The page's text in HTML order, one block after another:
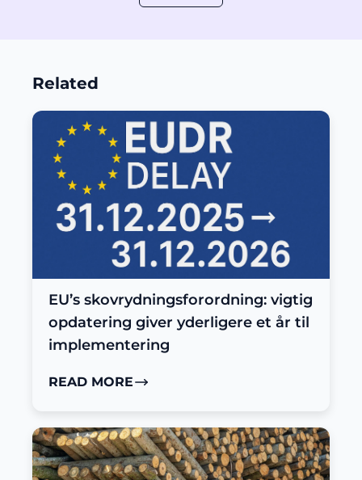
Related
EU’s skovrydningsforordning: vigtig
opdatering giver yderligere et år til
implementering
READ MORE